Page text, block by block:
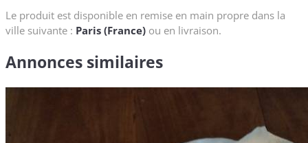
Le produit est disponible en remise en main propre dans la
ville suivante : Paris (France) ou en livraison.
Annonces similaires